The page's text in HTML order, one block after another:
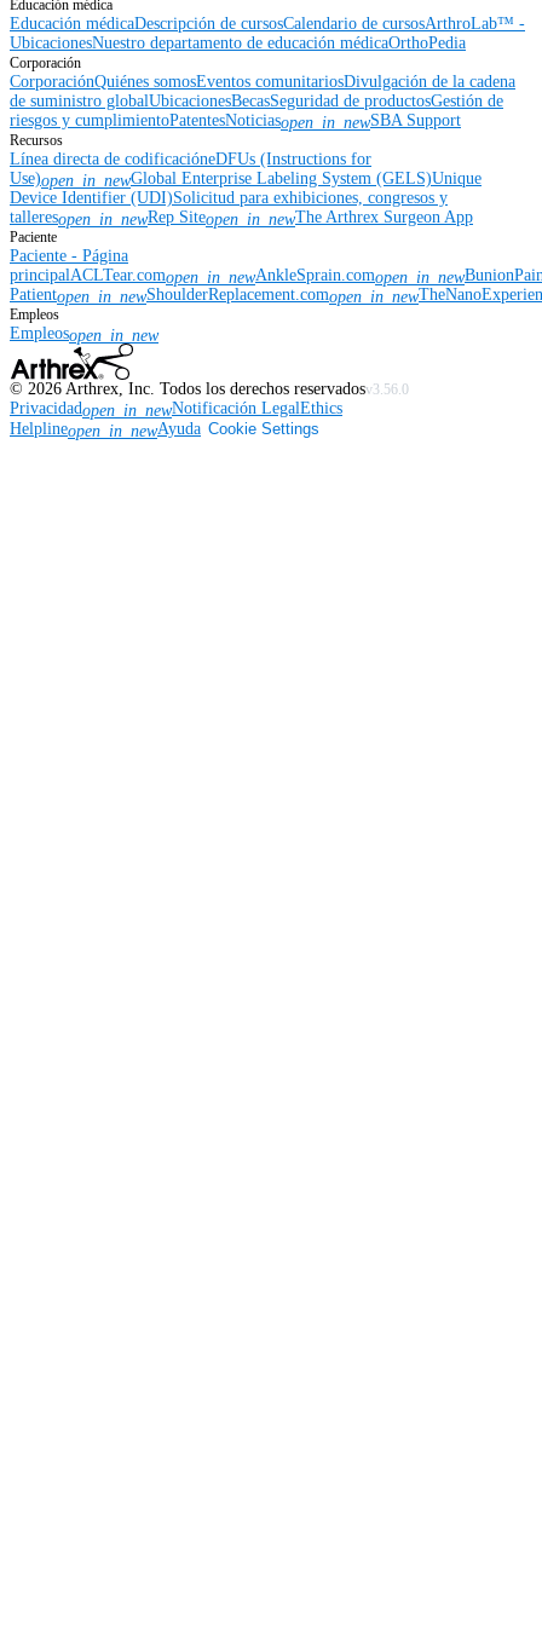
Educación médica
Educación médicaDescripción de cursosCalendario de cursosArthroLab™ -
UbicacionesNuestro departamento de educación médicaOrthoPedia
Corporación
CorporaciónQuiénes somosEventos comunitariosDivulgación de la cadena
de suministro globalUbicacionesBecasSeguridad de productosGestión de
riesgos y cumplimientoPatentesNoticiasopen_in_newSBA Support
Recursos
Línea directa de codificacióneDFUs (Instructions for
Use)open_in_newGlobal Enterprise Labeling System (GELS)Unique
Device Identifier (UDI)Solicitud para exhibiciones, congresos y
talleresopen_in_newRep Siteopen_in_newThe Arthrex Surgeon App
Paciente
Paciente - Página
principalACLTear.comopen_in_newAnkleSprain.comopen_in_new
Patientopen_in_newShoulderReplacement.comopen_in_new
Empleos
Empleosopen_in_new
© 2026 Arthrex, Inc. Todos los derechos reservadosv3.56.0
Privacidadopen_in_newNotificación LegalEthics
Helplineopen_in_newAyuda Cookie Settings